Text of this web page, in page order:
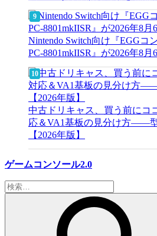
Nintendo Switch向け『EGGコ
PC-8801mkIISR』が2026年8
中古ドリキャス、買う前に
応＆VA1基板の見分け方——
【2026年版】
ゲームコンソール2.0
検
索: